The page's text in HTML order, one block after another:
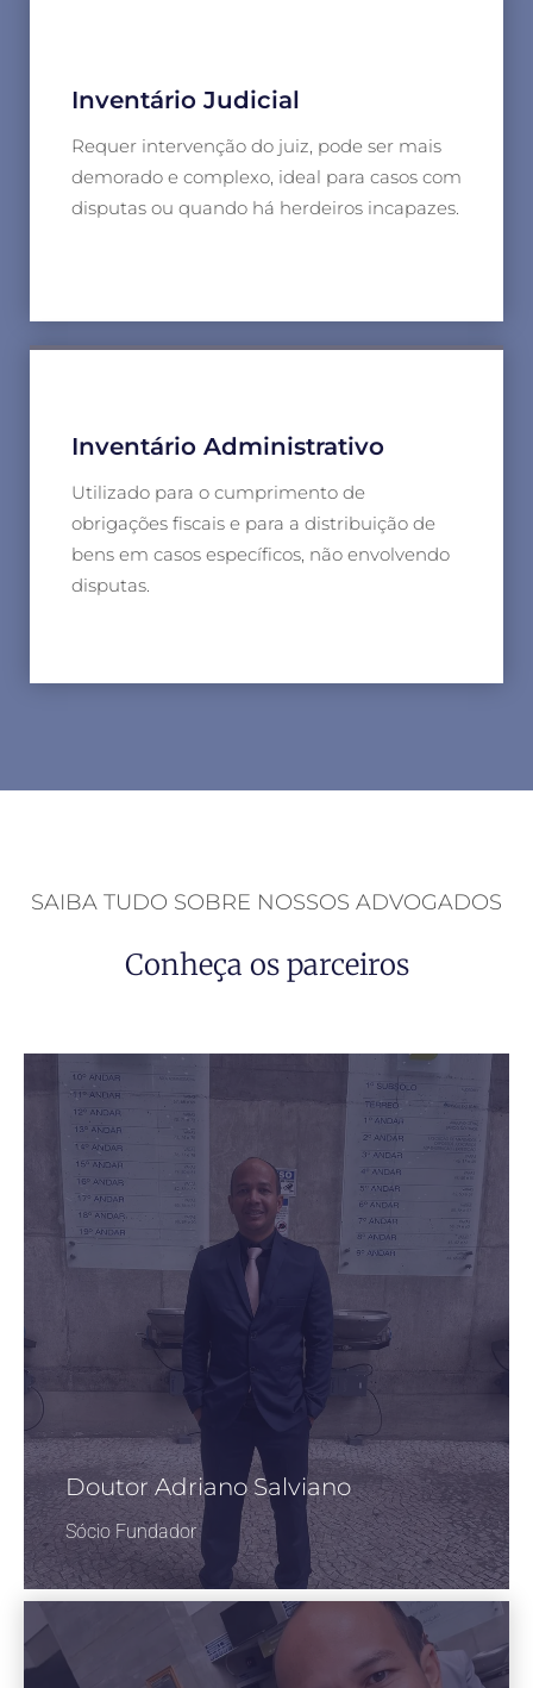
Inventário Judicial
Requer intervenção do juiz, pode ser mais
demorado e complexo, ideal para casos com
disputas ou quando há herdeiros incapazes.
Inventário Administrativo
Utilizado para o cumprimento de
obrigações fiscais e para a distribuição de
bens em casos específicos, não envolvendo
disputas.
SAIBA TUDO SOBRE NOSSOS ADVOGADOS
Conheça os parceiros
Doutor Adriano Salviano
Sócio Fundador